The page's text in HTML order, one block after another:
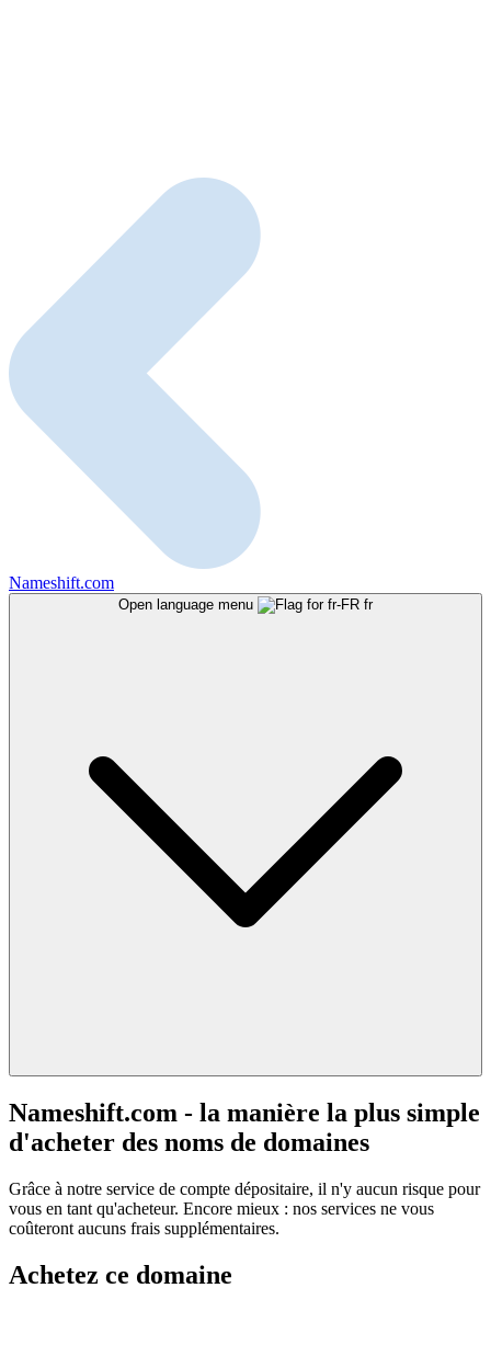
Nameshift.com
Open language menu fr
Nameshift.com - la manière la plus simple
d'acheter des noms de domaines
Grâce à notre service de compte dépositaire, il n'y aucun risque pour
vous en tant qu'acheteur. Encore mieux : nos services ne vous
coûteront aucuns frais supplémentaires.
Achetez ce domaine